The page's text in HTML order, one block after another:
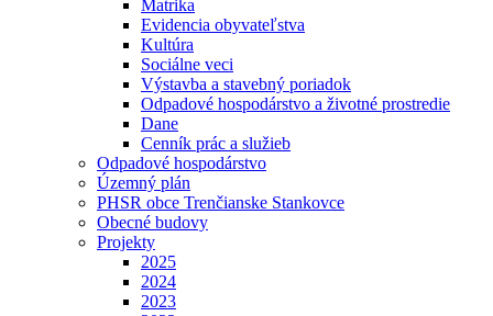
Matrika
Evidencia obyvateľstva
Kultúra
Sociálne veci
Výstavba a stavebný poriadok
Odpadové hospodárstvo a životné prostredie
Dane
Cenník prác a služieb
Odpadové hospodárstvo
Územný plán
PHSR obce Trenčianske Stankovce
Obecné budovy
Projekty
2025
2024
2023